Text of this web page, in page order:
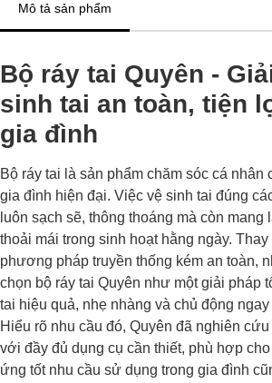
Mô tả sản phẩm
Bộ ráy tai Quyên -
sinh tai an toàn, tiện
gia đình
Bộ ráy tai là sản phẩm chăm sóc cá nhân
gia đình hiện đại. Việc vệ sinh tai đúng
luôn sạch sẽ, thông thoáng mà còn mang
thoải mái trong sinh hoạt hằng ngày.
phương pháp truyền thống kém an toàn,
chọn bộ ráy tai Quyên như một giải pháp
tai hiệu quả, nhẹ nhàng và chủ động ngay
Hiểu rõ nhu cầu đó, Quyên đã nghiên
với đầy đủ dụng cụ cần thiết, phù hợp
ứng tốt nhu cầu sử dụng trong gia đình